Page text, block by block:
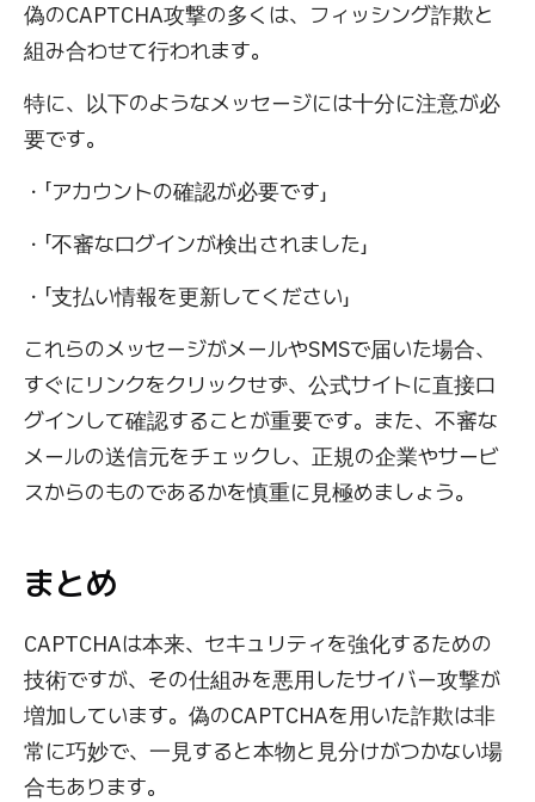
偽のCAPTCHA攻撃の多くは、フィッシング詐欺と
組み合わせて行われます。
特に、以下のようなメッセージには十分に注意が必
要です。
・「アカウントの確認が必要です」
・「不審なログインが検出されました」
・「支払い情報を更新してください」
これらのメッセージがメールやSMSで届いた場合、
すぐにリンクをクリックせず、公式サイトに直接ロ
グインして確認することが重要です。また、不審な
メールの送信元をチェックし、正規の企業やサービ
スからのものであるかを慎重に見極めましょう。
まとめ
CAPTCHAは本来、セキュリティを強化するための
技術ですが、その仕組みを悪用したサイバー攻撃が
増加しています。偽のCAPTCHAを用いた詐欺は非
常に巧妙で、一見すると本物と見分けがつかない場
合もあります。